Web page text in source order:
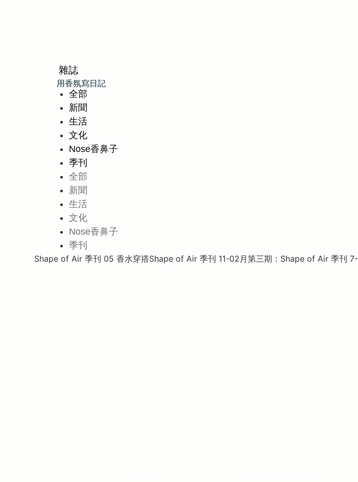
雜誌
用香氛寫日記
全部
新聞
生活
文化
Nose香鼻子
季刊
全部
新聞
生活
文化
Nose香鼻子
季刊
Shape of Air 季刊 05 香水穿搭Shape of Air 季刊 11-02月第三期：Shape of Air 季刊